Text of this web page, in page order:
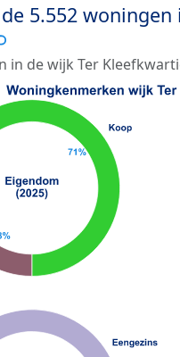
5.552
in de wijk Ter